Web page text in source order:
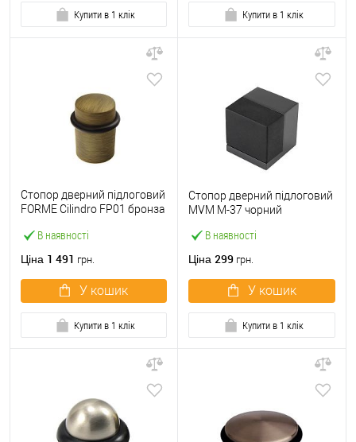
Купити в 1 клік Купити в 1 клік
В наявності
Стопор дверний підлоговий
FORME Cilindro FP01 бронза
Ціна 1 491 грн.
У кошик
Купити в 1 клік
В наявності
Стопор дверний підлоговий
MVM M-37 чорний
Ціна 299 грн.
У кошик
Купити в 1 клік